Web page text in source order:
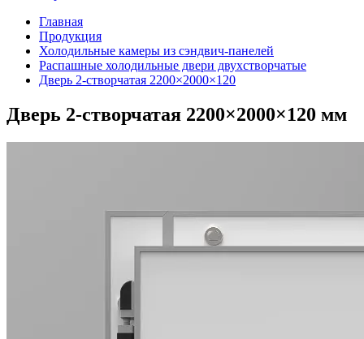
Главная
Продукция
Холодильные камеры из сэндвич-панелей
Распашные холодильные двери двухстворчатые
Дверь 2-створчатая 2200×2000×120
Дверь 2-створчатая 2200×2000×120 мм